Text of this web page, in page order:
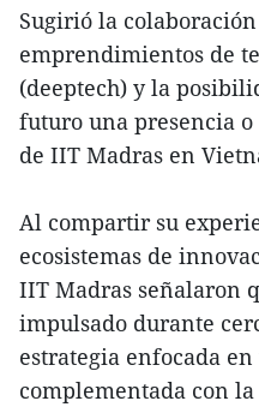
Sugirió la
emprendimientos de
(deeptech) y la
futuro una presencia
de IIT Madras en
Al compartir su
ecosistemas de
IIT Madras señalaron
impulsado durante
estrategia enfocada
complementada con